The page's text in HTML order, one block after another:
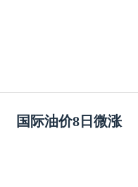
国际油价8日微涨